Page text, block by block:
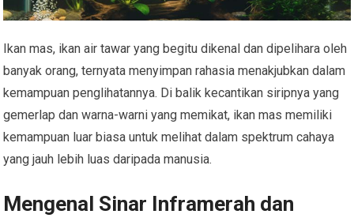
Ikan mas, ikan air tawar yang begitu dikenal dan dipelihara oleh
banyak orang, ternyata menyimpan rahasia menakjubkan dalam
kemampuan penglihatannya. Di balik kecantikan siripnya yang
gemerlap dan warna-warni yang memikat, ikan mas memiliki
kemampuan luar biasa untuk melihat dalam spektrum cahaya
yang jauh lebih luas daripada manusia.
Mengenal Sinar Inframerah dan